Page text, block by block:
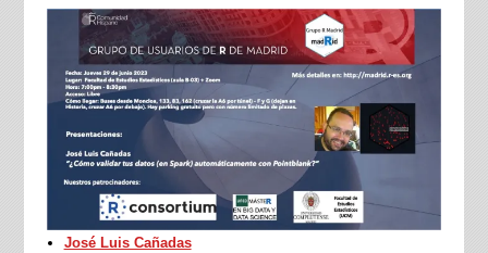
José Luis Cañadas